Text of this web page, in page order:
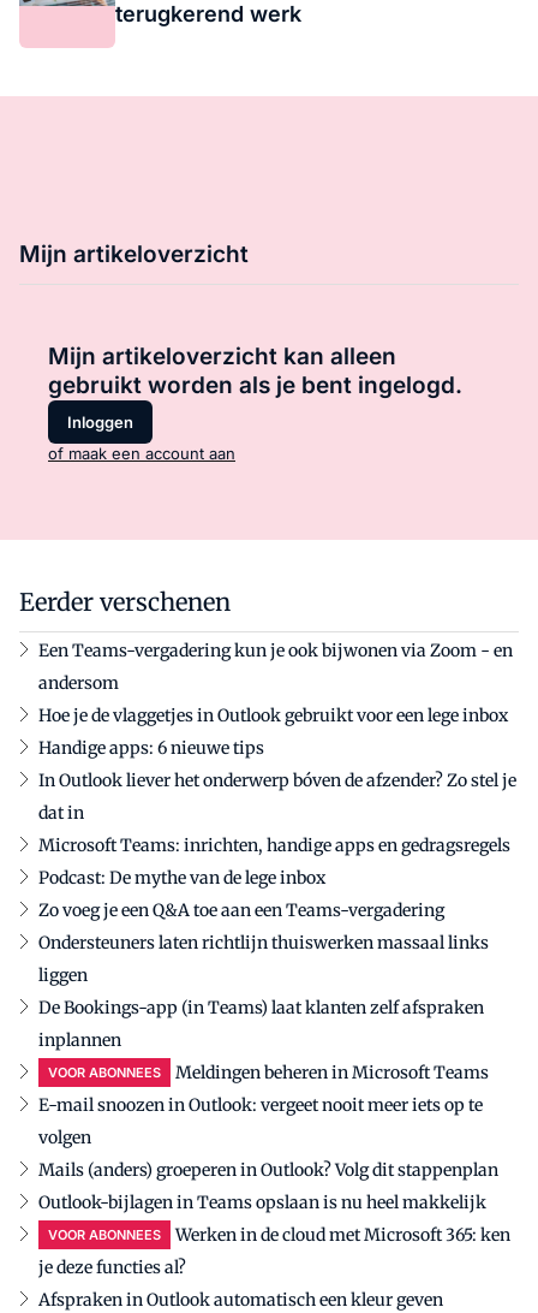
terugkerend werk
Mijn artikeloverzicht
Mijn artikeloverzicht kan alleen
gebruikt worden als je bent ingelogd.
Inloggen
of maak een account aan
Eerder verschenen
Een Teams-vergadering kun je ook bijwonen via Zoom - en
andersom
Hoe je de vlaggetjes in Outlook gebruikt voor een lege inbox
Handige apps: 6 nieuwe tips
In Outlook liever het onderwerp bóven de afzender? Zo stel je
dat in
Microsoft Teams: inrichten, handige apps en gedragsregels
Podcast: De mythe van de lege inbox
Zo voeg je een Q&A toe aan een Teams-vergadering
Ondersteuners laten richtlijn thuiswerken massaal links
liggen
De Bookings-app (in Teams) laat klanten zelf afspraken
inplannen
VOOR ABONNEES
Meldingen beheren in Microsoft Teams
E-mail snoozen in Outlook: vergeet nooit meer iets op te
volgen
Mails (anders) groeperen in Outlook? Volg dit stappenplan
Outlook-bijlagen in Teams opslaan is nu heel makkelijk
VOOR ABONNEES
Werken in de cloud met Microsoft 365: ken
je deze functies al?
Afspraken in Outlook automatisch een kleur geven